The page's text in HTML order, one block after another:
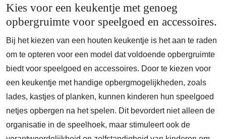
Kies voor een keukentje met genoeg
opbergruimte voor speelgoed en accessoires.
Bij het kiezen van een houten keukentje is het aan te raden
om te opteren voor een model dat voldoende opbergruimte
biedt voor speelgoed en accessoires. Door te kiezen voor
een keukentje met handige opbergmogelijkheden, zoals
lades, kastjes of planken, kunnen kinderen hun speelgoed
netjes opbergen na het spelen. Dit bevordert niet alleen de
organisatie in de speelhoek, maar stimuleert ook de